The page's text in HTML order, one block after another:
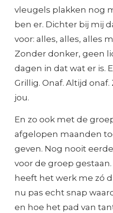
vleugels plakken nog
ben er. Dichter bij mij
voor: alles, alles, alles
Zonder donker, geen
dagen in dat wat er is.
Grillig. Onaf. Altijd
jou.
En zo ook met de
afgelopen maanden
geven. Nog nooit
voor de groep
heeft het werk me zó
nu pas echt snap
en hoe het pad van